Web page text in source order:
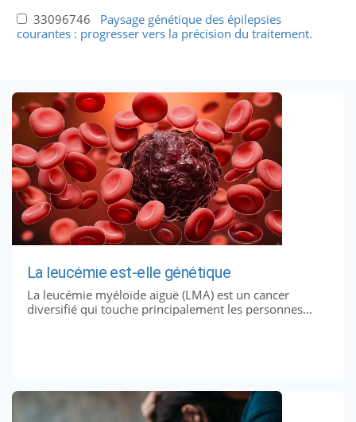
33096746 Paysage génétique des épilepsies
courantes : progresser vers la précision du traitement.
La leucémie est-elle génétique
La leucémie myéloïde aiguë (LMA) est un cancer
diversifié qui touche principalement les personnes...